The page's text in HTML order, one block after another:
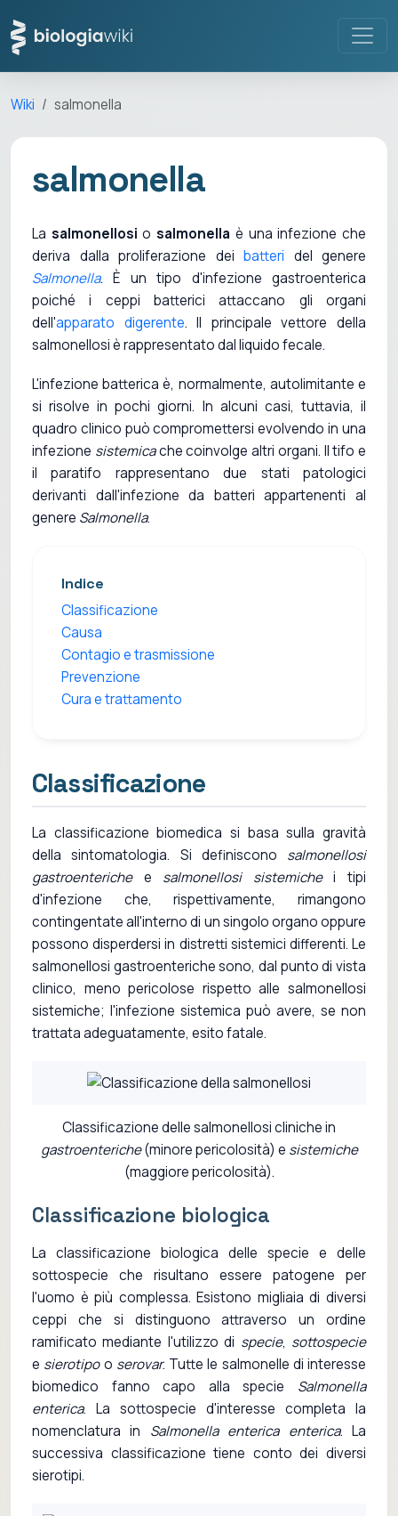
Wiki salmonella
salmonella
La salmonellosi osalmonella è una infezione che
deriva dalla proliferazione dei batteri del genere
Salmonella. È un tipo d'infezione gastroenterica
poiché i ceppi batterici attaccano gli organi
dell'apparato digerente. Il principale vettore della
salmonellosi è rappresentato dal liquido fecale.
L'infezione batterica è, normalmente, autolimitante e
si risolve in pochi giorni. In alcuni casi, tuttavia, il
quadro clinico può compromettersi evolvendo in una
infezione sistemicache coinvolge altri organi. Il tifo e
il paratifo rappresentano due stati patologici
derivanti dall'infezione da batteri appartenenti al
genere Salmonella.
Indice
Classificazione
Causa
Contagio e trasmissione
Prevenzione
Cura e trattamento
Classificazione
La classificazione biomedica si basa sulla gravità
della sintomatologia. Si definiscono salmonellosi
gastroenterichee salmonellosi sistemichei tipi
d'infezione che, rispettivamente, rimangono
contingentate all'interno di un singolo organo oppure
possono disperdersi in distretti sistemici differenti. Le
salmonellosi gastroenteriche sono, dal punto di vista
clinico, meno pericolose rispetto alle salmonellosi
sistemiche; l'infezione sistemica può avere, se non
trattata adeguatamente, esito fatale.
Classificazione delle salmonellosi cliniche in
gastroenteriche(minore pericolosità) e sistemiche
(maggiore pericolosità).
Classificazione biologica
La classificazione biologica delle specie e delle
sottospecie che risultano essere patogene per
l'uomo è più complessa. Esistono migliaia di diversi
ceppi che si distinguono attraverso un ordine
ramificato mediante l'utilizzo di specie, sottospecie
e sierotipoo serovar. Tutte le salmonelle di interesse
biomedico fanno capo alla specie Salmonella
enterica. La sottospecie d'interesse completa la
nomenclatura in Salmonella enterica enterica. La
successiva classificazione tiene conto dei diversi
sierotipi.